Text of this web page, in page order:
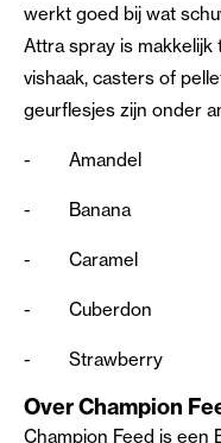
werkt goed bij wat
Attra spray is makkelijk
vishaak, casters of
geurflesjes zijn onder
- Amandel
- Banana
- Caramel
- Cuberdon
- Strawberry
Over Champion
Champion Feed is een